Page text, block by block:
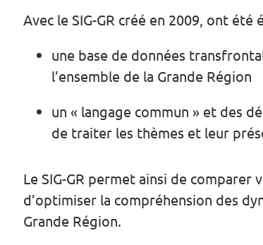
Avec le SIG-GR créé en 2009, ont été
une base de données
l’ensemble de la Grande Région
un « langage commun » et des
de traiter les thèmes et leur
Le SIG-GR permet ainsi de
d’optimiser la compréhension des
Grande Région.